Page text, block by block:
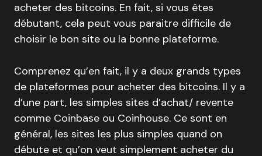
acheter des bitcoins. En fait, si vous êtes
débutant, cela peut vous paraitre difficile de
choisir le bon site ou la bonne plateforme.
Comprenez qu’en fait, il y a deux grands types
de plateformes pour acheter des bitcoins. Il y a
d’une part, les simples sites d’achat/ revente
comme Coinbase ou Coinhouse. Ce sont en
général, les sites les plus simples quand on
débute et qu’on veut simplement acheter du